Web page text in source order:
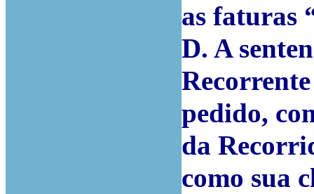
as faturas
D. A
pedido,
da
como sua